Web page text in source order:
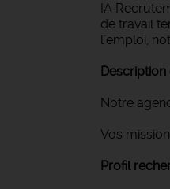
IA
de travail
l'emploi,
Notre
Vos
Profil